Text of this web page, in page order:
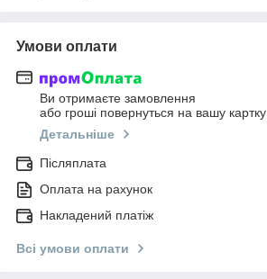
Умови оплати
Ви отримаєте замовлення
або гроші повернуться на вашу картку
Детальніше
Післяплата
Оплата на рахунок
Накладений платіж
Всі умови оплати